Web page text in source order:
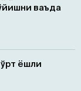
ваъда
ёшли